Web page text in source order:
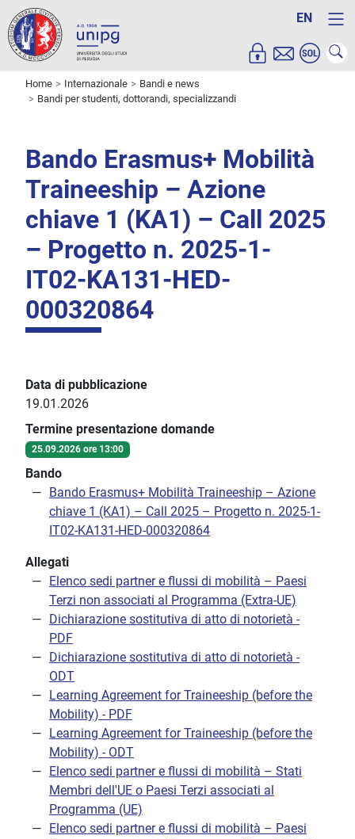
EN
Home Internazionale
Bandi e news
Bandi per studenti, dottorandi, specializzandi
Bando Erasmus+ Mobilità
Traineeship – Azione
chiave 1 (KA1) – Call 2025
– Progetto n. 2025-1-
IT02-KA131-HED-
000320864
Data di pubblicazione
19.01.2026
Termine presentazione domande
25.09.2026 ore 13:00
Bando
Bando Erasmus+ Mobilità Traineeship – Azione
chiave 1 (KA1) – Call 2025 – Progetto n. 2025-1-
IT02-KA131-HED-000320864
Allegati
Elenco sedi partner e flussi di mobilità – Paesi
Terzi non associati al Programma (Extra-UE)
Dichiarazione sostitutiva di atto di notorietà -
PDF
Dichiarazione sostitutiva di atto di notorietà -
ODT
Learning Agreement for Traineeship (before the
Mobility) - PDF
Learning Agreement for Traineeship (before the
Mobility) - ODT
Elenco sedi partner e flussi di mobilità – Stati
Membri dell'UE o Paesi Terzi associati al
Programma (UE)
Elenco sedi partner e flussi di mobilità – Paesi